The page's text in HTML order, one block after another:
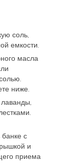
соль,
емкости.
масла
ниже.
с
и
приема